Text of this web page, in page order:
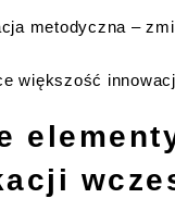
metodyczna –
większość